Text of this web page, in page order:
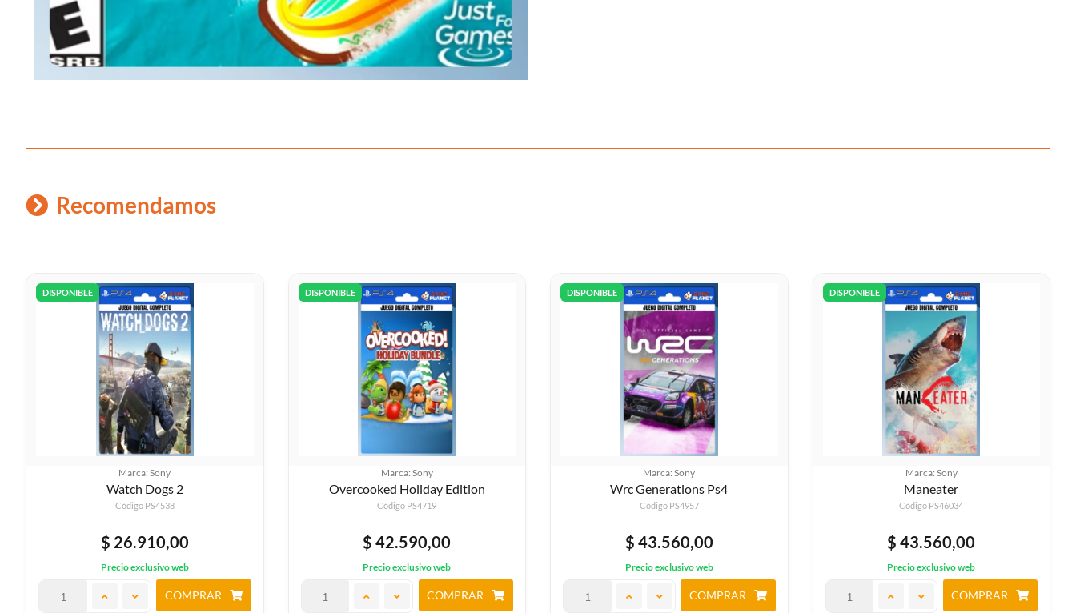
Recomendamos
DISPONIBLE
Marca: Sony
Overcooked Holiday Edition
Código PS4719
$ 42.590,00
Precio exclusivo web
COMPRAR
DISPONIBLE
Marca: Sony
Wrc Generations Ps4
Código PS4957
$ 43.560,00
Precio exclusivo web
COMPRAR
DISPONIBLE
Marca: Sony
Maneater
Código PS46034
$ 43.560,00
Precio exclusivo web
COMPRAR
DISPONIBLE
Marca: Sony
Tour France 2021
Código PS4769
$ 50.790,00
Precio exclusivo web
COMPRAR